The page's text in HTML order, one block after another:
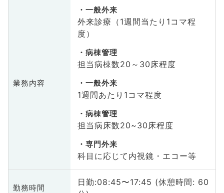
業務内容
一般外来
外来診療（1週間当たり1コマ程
度）
病棟管理
担当病棟数20～30床程度
一般外来
1週間あたり1コマ程度
病棟管理
担当病床数20~30床程度
専門外来
科目に応じて内視鏡・エコー等
勤務時間
日勤:08:45〜17:45 (休憩時間: 60